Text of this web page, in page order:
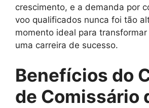
crescimento, e a demanda por
voo qualificados nunca foi tão
momento ideal para
uma carreira de sucesso.
Benefícios do
de Comissário